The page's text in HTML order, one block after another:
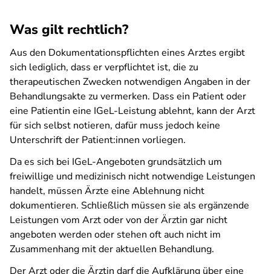
Was gilt rechtlich?
Aus den Dokumentationspflichten eines Arztes ergibt
sich lediglich, dass er verpflichtet ist, die zu
therapeutischen Zwecken notwendigen Angaben in der
Behandlungsakte zu vermerken. Dass ein Patient oder
eine Patientin eine IGeL-Leistung ablehnt, kann der Arzt
für sich selbst notieren, dafür muss jedoch keine
Unterschrift der Patient:innen vorliegen.
Da es sich bei IGeL-Angeboten grundsätzlich um
freiwillige und medizinisch nicht notwendige Leistungen
handelt, müssen Ärzte eine Ablehnung nicht
dokumentieren. Schließlich müssen sie als ergänzende
Leistungen vom Arzt oder von der Ärztin gar nicht
angeboten werden oder stehen oft auch nicht im
Zusammenhang mit der aktuellen Behandlung.
Der Arzt oder die Ärztin darf die Aufklärung über eine